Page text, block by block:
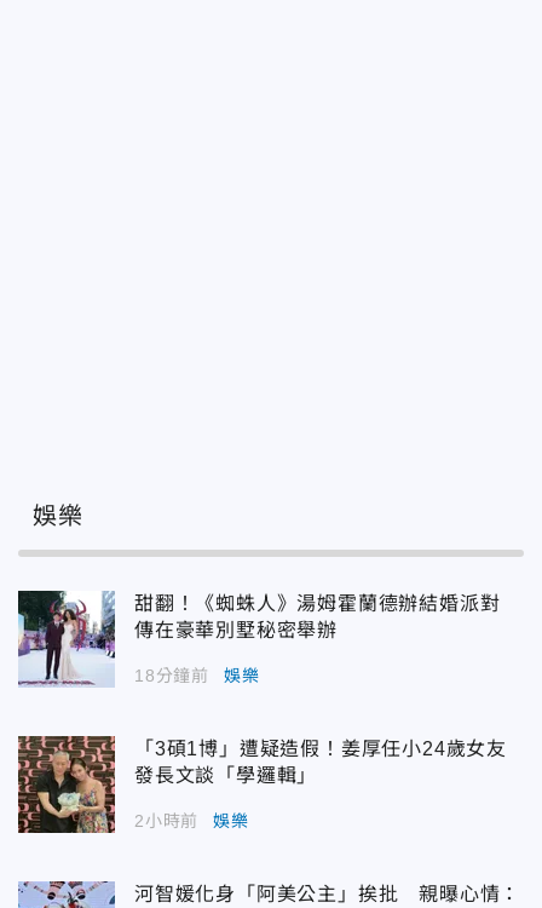
娛樂
甜翻！《蜘蛛人》湯姆霍蘭德辦結婚派對
傳在豪華別墅秘密舉辦
18分鐘前 娛樂
「3碩1博」遭疑造假！姜厚任小24歲女友
發長文談「學邏輯」
2小時前 娛樂
河智媛化身「阿美公主」挨批 親曝心情：